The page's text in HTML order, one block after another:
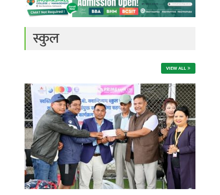
स्कुल
VIEW ALL